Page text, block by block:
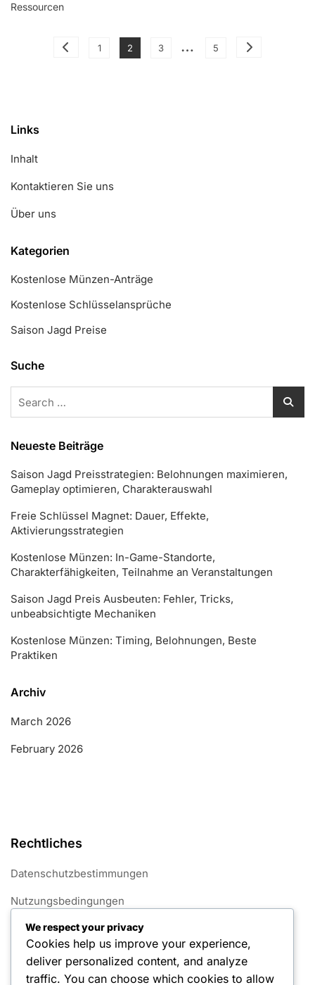
Optimieren
Ressourcen
Posts
Page
1 Page
2 Page
3 … Page
5
Links
Inhalt
Kontaktieren Sie uns
Über uns
Kategorien
Kostenlose Münzen-Anträge
Kostenlose Schlüsselansprüche
Saison Jagd Preise
Suche
Neueste Beiträge
Saison Jagd Preisstrategien: Belohnungen maximieren,
Gameplay optimieren, Charakterauswahl
Freie Schlüssel Magnet: Dauer, Effekte,
Aktivierungsstrategien
Kostenlose Münzen: In-Game-Standorte,
Charakterfähigkeiten, Teilnahme an Veranstaltungen
Saison Jagd Preis Ausbeuten: Fehler, Tricks,
unbeabsichtigte Mechaniken
Kostenlose Münzen: Timing, Belohnungen, Beste
Praktiken
Archiv
March 2026
February 2026
Rechtliches
Datenschutzbestimmungen
Nutzungsbedingungen
Cookie-Einstellungen
Über uns
We respect your privacy
Cookies help us improve your experience,
deliver personalized content, and analyze
traffic. You can choose which cookies to allow